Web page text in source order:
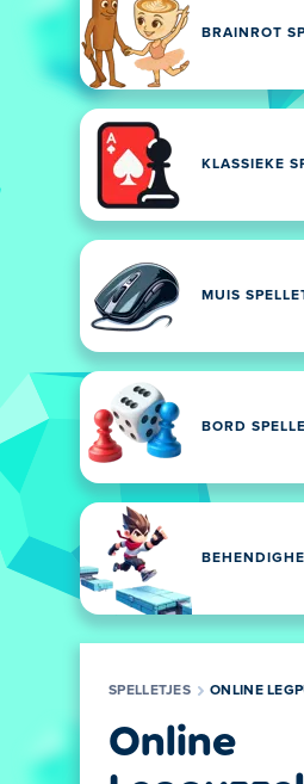
BRAINROT
KLASSIEKE
MUIS
BORD
SPELLETJES ONLINE
Online